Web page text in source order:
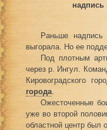
надпись
Раньше надпись
выгорала. Но ее
Под плотным
через р. Ингул.
Кировоградского
города.
Ожесточенные
уже во второй
областной центр был